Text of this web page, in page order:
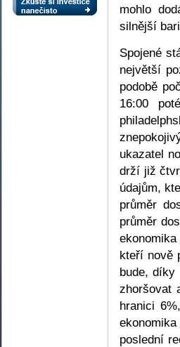
mohlo
silnější
Spojené
největší
podobě
16:00
ukazatel
drží již
údajům,
průměr
průměr
kteří nově
bude, díky
zhoršovat
hranici
poslední